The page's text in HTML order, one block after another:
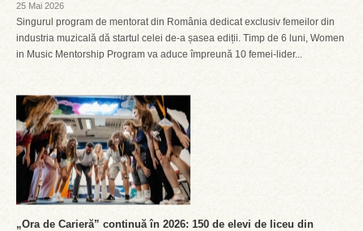
25 Mai 2026
Singurul program de mentorat din România dedicat exclusiv femeilor din
industria muzicală dă startul celei de-a șasea ediții. Timp de 6 luni, Women
in Music Mentorship Program va aduce împreună 10 femei-lider...
„Ora de Carieră” continuă în 2026: 150 de elevi de liceu din